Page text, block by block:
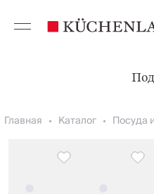
Главная Каталог Посуда